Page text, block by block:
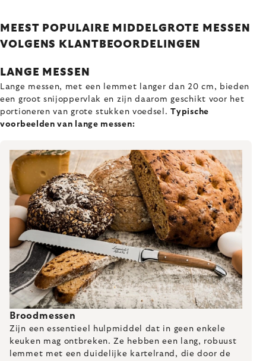
MEEST POPULAIRE MIDDELGROTE MESSEN
VOLGENS KLANTBEOORDELINGEN
LANGE MESSEN
Lange messen, met een lemmet langer dan 20 cm, bieden
een groot snijoppervlak en zijn daarom geschikt voor het
portioneren van grote stukken voedsel.Typische
voorbeelden van lange messen:
Broodmessen
Zijn een essentieel hulpmiddel dat in geen enkele
keuken mag ontbreken. Ze hebben een lang, robuust
lemmet met een duidelijke kartelrand, die door de